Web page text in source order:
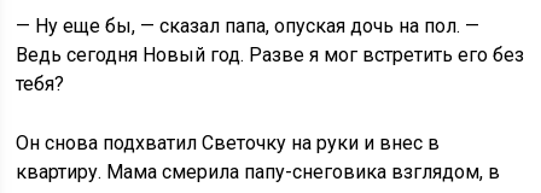
— Ну еще бы, — сказал папа, опуская дочь на пол. —
Ведь сегодня Новый год. Разве я мог встретить его без
тебя?
Он снова подхватил Светочку на руки и внес в
квартиру. Мама смерила папу-снеговика взглядом, в